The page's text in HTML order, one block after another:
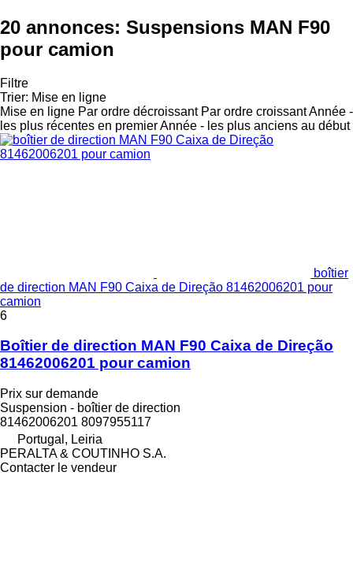
20 annonces: Suspensions MAN F90
pour camion
Filtre
Trier: Mise en ligne
Mise en ligne Par ordre décroissant Par ordre croissantAnnée -
les plus récentes en premierAnnée - les plus anciens au début
boîtier
de direction MAN F90 Caixa de Direção 81462006201 pour
camion
6
Boîtier de direction MAN F90 Caixa de Direção
81462006201 pour camion
Prix sur demande
Suspension - boîtier de direction
81462006201 8097955117
Portugal, Leiria
PERALTA & COUTINHO S.A.
Contacter le vendeur